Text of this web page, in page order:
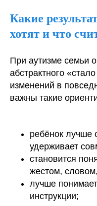
Какие
хотят и что
При аутизме семьи
абстрактного
изменений в
важны такие
ребёнок лучше
удерживает
становится
жестом,
лучше
инструкции;